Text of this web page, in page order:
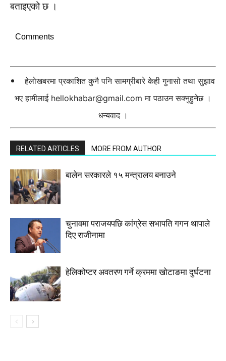
बताइएको छ ।
Comments
हेलोखबरमा प्रकाशित कुनै पनि सामग्रीबारे केही गुनासो तथा सुझाव
भए हामीलाई hellokhabar@gmail.com मा पठाउन सक्नुहुनेछ ।
धन्यवाद ।
RELATED ARTICLES MORE FROM AUTHOR
बालेन सरकारले १५ मन्त्रालय बनाउने
चुनावमा पराजयपछि कांग्रेस सभापति गगन थापाले
दिए राजीनामा
हेलिकोप्टर अवतरण गर्ने क्रममा खोटाङमा दुर्घटना